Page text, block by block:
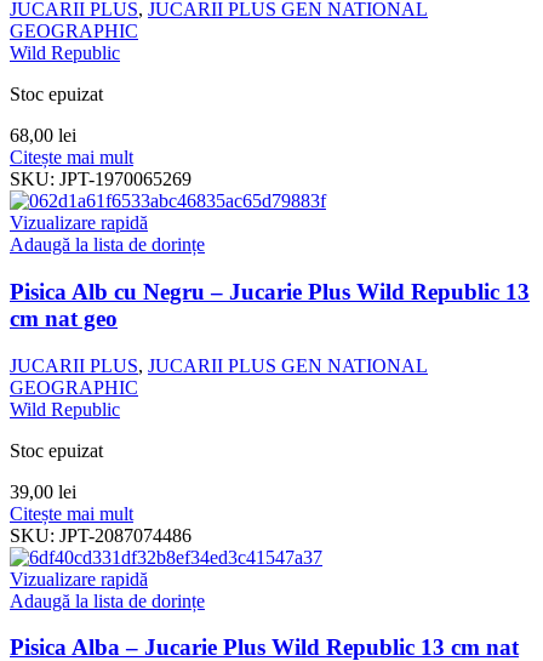
JUCARII PLUS, JUCARII PLUS GEN NATIONAL
GEOGRAPHIC
Wild Republic
Stoc epuizat
68,00 lei
Citește mai mult
SKU: JPT-1970065269
Vizualizare rapidă
Adaugă la lista de dorințe
Pisica Alb cu Negru – Jucarie Plus Wild Republic 13
cm nat geo
JUCARII PLUS, JUCARII PLUS GEN NATIONAL
GEOGRAPHIC
Wild Republic
Stoc epuizat
39,00 lei
Citește mai mult
SKU: JPT-2087074486
Vizualizare rapidă
Adaugă la lista de dorințe
Pisica Alba – Jucarie Plus Wild Republic 13 cm nat